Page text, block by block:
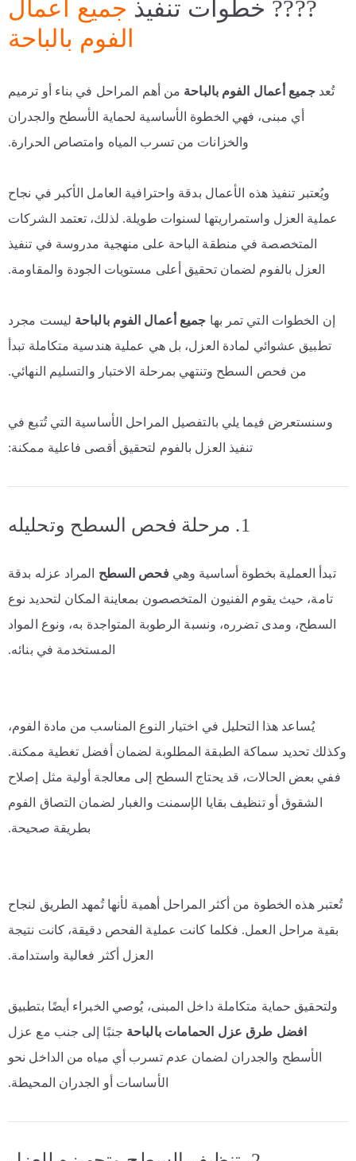
???? خطوات تنفيذ جميع أعمال
الفوم بالباحة
تُعدجميع أعمال الفوم بالباحة من أهم المراحل في بناء أو ترميم
أي مبنى، فهي الخطوة الأساسية لحماية الأسطح والجدران
والخزانات من تسرب المياه وامتصاص الحرارة.
ويُعتبر تنفيذ هذه الأعمال بدقة واحترافية العامل الأكبر في نجاح
عملية العزل واستمراريتها لسنوات طويلة. لذلك، تعتمد الشركات
المتخصصة في منطقة الباحة على منهجية مدروسة في تنفيذ
العزل بالفوم لضمان تحقيق أعلى مستويات الجودة والمقاومة.
إن الخطوات التي تمر بها جميع أعمال الفوم بالباحة ليست مجرد
تطبيق عشوائي لمادة العزل، بل هي عملية هندسية متكاملة تبدأ
من فحص السطح وتنتهي بمرحلة الاختبار والتسليم النهائي.
وسنستعرض فيما يلي بالتفصيل المراحل الأساسية التي تُتبع في
تنفيذ العزل بالفوم لتحقيق أقصى فاعلية ممكنة:
1. مرحلة فحص السطح وتحليله
تبدأ العملية بخطوة أساسية وهي فحص السطح المراد عزله بدقة
تامة، حيث يقوم الفنيون المتخصصون بمعاينة المكان لتحديد نوع
السطح، ومدى تضرره، ونسبة الرطوبة المتواجدة به، ونوع المواد
المستخدمة في بنائه.
يُساعد هذا التحليل في اختيار النوع المناسب من مادة الفوم،
وكذلك تحديد سماكة الطبقة المطلوبة لضمان أفضل تغطية ممكنة.
ففي بعض الحالات، قد يحتاج السطح إلى معالجة أولية مثل إصلاح
الشقوق أو تنظيف بقايا الإسمنت والغبار لضمان التصاق الفوم
بطريقة صحيحة.
تُعتبر هذه الخطوة من أكثر المراحل أهمية لأنها تُمهد الطريق لنجاح
بقية مراحل العمل. فكلما كانت عملية الفحص دقيقة، كانت نتيجة
العزل أكثر فعالية واستدامة.
ولتحقيق حماية متكاملة داخل المبنى، يُوصي الخبراء أيضًا بتطبيق
افضل طرق عزل الحمامات بالباحة جنبًا إلى جنب مع عزل
الأسطح والجدران لضمان عدم تسرب أي مياه من الداخل نحو
الأساسات أو الجدران المحيطة.